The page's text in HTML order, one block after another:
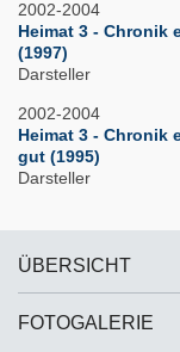
2002-2004
Heimat 3 - Chronik
(1997)
Darsteller
2002-2004
Heimat 3 - Chronik
gut (1995)
Darsteller
ÜBERSICHT
FOTOGALERIE